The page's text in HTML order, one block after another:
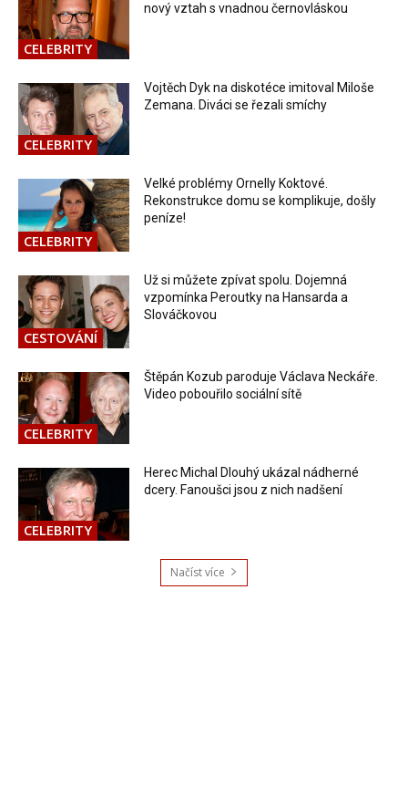
CELEBRITY
nový vztah s vnadnou černovláskou
CELEBRITY
Vojtěch Dyk na diskotéce imitoval Miloše
Zemana. Diváci se řezali smíchy
CELEBRITY
Velké problémy Ornelly Koktové.
Rekonstrukce domu se komplikuje, došly
peníze!
CESTOVÁNÍ
Už si můžete zpívat spolu. Dojemná
vzpomínka Peroutky na Hansarda a
Slováčkovou
CELEBRITY
Štěpán Kozub paroduje Václava Neckáře.
Video pobouřilo sociální sítě
CELEBRITY
Herec Michal Dlouhý ukázal nádherné
dcery. Fanoušci jsou z nich nadšení
Načíst více